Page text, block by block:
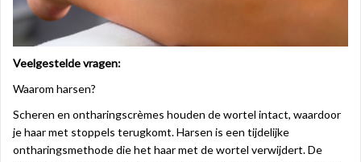
Veelgestelde vragen:
Waarom harsen?
Scheren en ontharingscrèmes houden de wortel intact, waardoor
je haar met stoppels terugkomt. Harsen is een tijdelijke
ontharingsmethode die het haar met de wortel verwijdert. De